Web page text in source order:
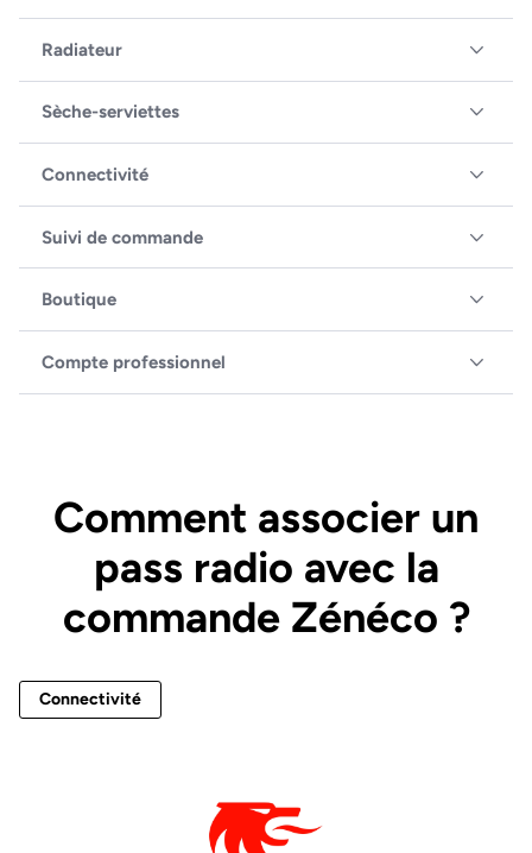
Radiateur
Sèche-serviettes
Connectivité
Suivi de commande
Boutique
Compte professionnel
Comment associer un
pass radio avec la
commande Zénéco ?
Connectivité